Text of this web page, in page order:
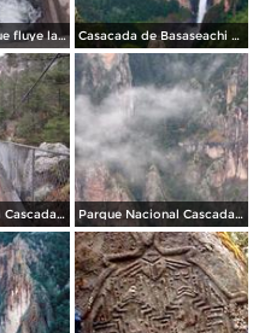
El arco por el que fluye la Cascada de Basaseachi Casacada de Basaseachi vista de frente
Parque Nacional Cascada de Basaseachi Parque Nacional Cascada de Basaseachi